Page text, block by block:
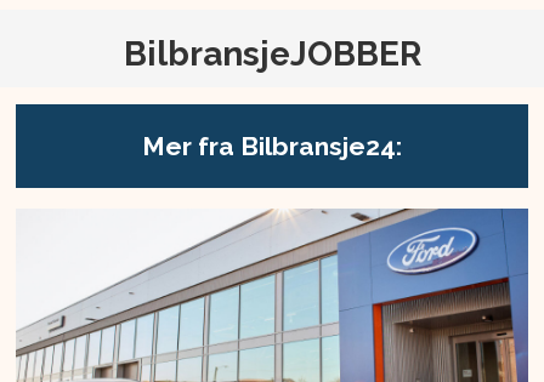
BilbransjeJOBBER
Mer fra Bilbransje24: